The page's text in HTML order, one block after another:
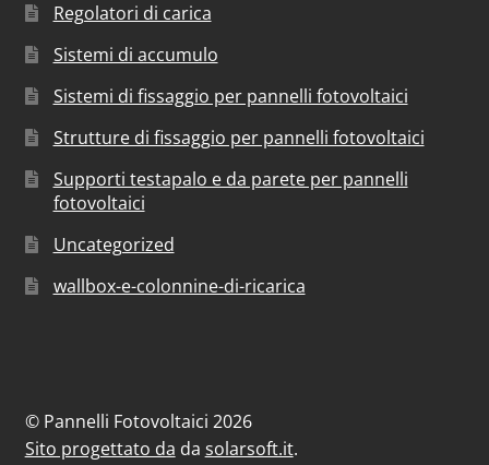
Regolatori di carica
Sistemi di accumulo
Sistemi di fissaggio per pannelli fotovoltaici
Strutture di fissaggio per pannelli fotovoltaici
Supporti testapalo e da parete per pannelli
fotovoltaici
Uncategorized
wallbox-e-colonnine-di-ricarica
© Pannelli Fotovoltaici 2026
Sito progettato da da solarsoft.it.